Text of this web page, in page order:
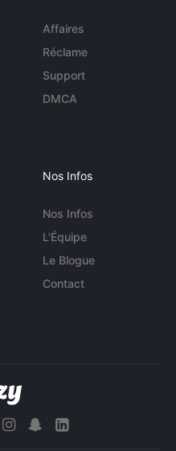
Affaires
Réclame
Support
DMCA
Nos Infos
Nos Infos
L'Équipe
Le Blogue
Contact